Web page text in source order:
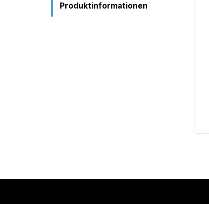
Produktinformationen